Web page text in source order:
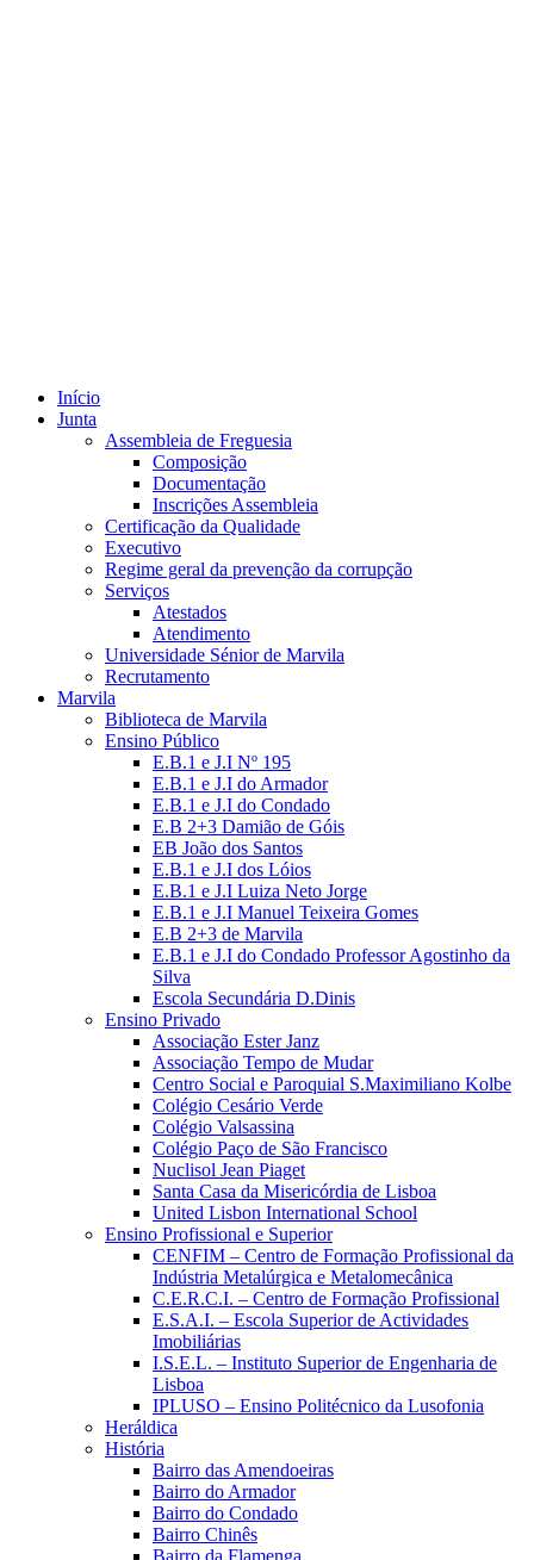
Início
Junta
Assembleia de Freguesia
Composição
Documentação
Inscrições Assembleia
Certificação da Qualidade
Executivo
Regime geral da prevenção da corrupção
Serviços
Atestados
Atendimento
Universidade Sénior de Marvila
Recrutamento
Marvila
Biblioteca de Marvila
Ensino Público
E.B.1 e J.I Nº 195
E.B.1 e J.I do Armador
E.B.1 e J.I do Condado
E.B 2+3 Damião de Góis
EB João dos Santos
E.B.1 e J.I dos Lóios
E.B.1 e J.I Luiza Neto Jorge
E.B.1 e J.I Manuel Teixeira Gomes
E.B 2+3 de Marvila
E.B.1 e J.I do Condado Professor Agostinho da
Silva
Escola Secundária D.Dinis
Ensino Privado
Associação Ester Janz
Associação Tempo de Mudar
Centro Social e Paroquial S.Maximiliano Kolbe
Colégio Cesário Verde
Colégio Valsassina
Colégio Paço de São Francisco
Nuclisol Jean Piaget
Santa Casa da Misericórdia de Lisboa
United Lisbon International School
Ensino Profissional e Superior
CENFIM – Centro de Formação Profissional da
Indústria Metalúrgica e Metalomecânica
C.E.R.C.I. – Centro de Formação Profissional
E.S.A.I. – Escola Superior de Actividades
Imobiliárias
I.S.E.L. – Instituto Superior de Engenharia de
Lisboa
IPLUSO – Ensino Politécnico da Lusofonia
Heráldica
História
Bairro das Amendoeiras
Bairro do Armador
Bairro do Condado
Bairro Chinês
Bairro da Flamenga